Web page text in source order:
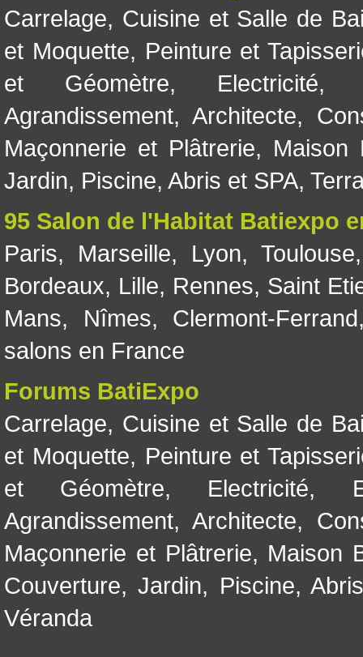
Carrelage, Cuisine et Salle de
et Moquette, Peinture et
et Géomètre, Electricité
Agrandissement, Architecte,
Maçonnerie et Plâtrerie, Maison
Jardin, Piscine, Abris et SPA,
95 Salon de l'Habitat Batiexpo
Paris, Marseille, Lyon, Toulouse
Bordeaux, Lille, Rennes, Saint
Mans, Nîmes, Clermont-Ferrand
salons en France
Forums BatiExpo
Carrelage, Cuisine et Salle de
et Moquette, Peinture et
et Géomètre, Electricité,
Agrandissement, Architecte,
Maçonnerie et Plâtrerie, Maison
Couverture,Jardin, Piscine,
Véranda